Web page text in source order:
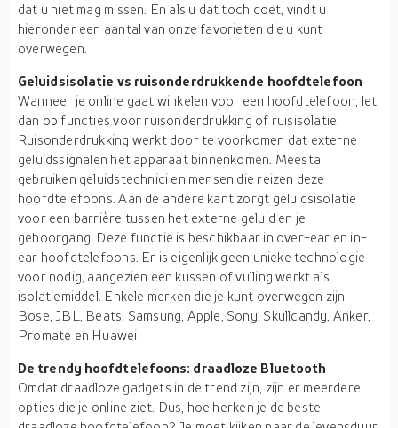
dat u niet mag missen. En als u dat toch doet, vindt u
hieronder een aantal van onze favorieten die u kunt
overwegen.
Geluidsisolatie vs ruisonderdrukkende hoofdtelefoon
Wanneer je online gaat winkelen voor een hoofdtelefoon, let
dan op functies voor ruisonderdrukking of ruisisolatie.
Ruisonderdrukking werkt door te voorkomen dat externe
geluidssignalen het apparaat binnenkomen. Meestal
gebruiken geluidstechnici en mensen die reizen deze
hoofdtelefoons. Aan de andere kant zorgt geluidsisolatie
voor een barrière tussen het externe geluid en je
gehoorgang. Deze functie is beschikbaar in over-ear en in-
ear hoofdtelefoons. Er is eigenlijk geen unieke technologie
voor nodig, aangezien een kussen of vulling werkt als
isolatiemiddel. Enkele merken die je kunt overwegen zijn
Bose, JBL, Beats, Samsung, Apple, Sony, Skullcandy, Anker,
Promate en Huawei.
De trendy hoofdtelefoons: draadloze Bluetooth
Omdat draadloze gadgets in de trend zijn, zijn er meerdere
opties die je online ziet. Dus, hoe herken je de beste